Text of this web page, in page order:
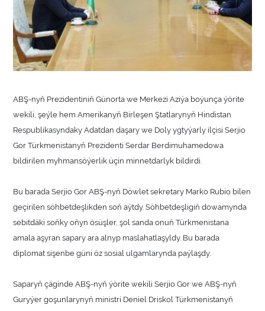
ABŞ-nyň Prezidentiniň Günorta we Merkezi Aziýa boýunça ýörite
wekili, şeýle hem Amerikanyň Birleşen Ştatlarynyň Hindistan
Respublikasyndaky Adatdan daşary we Doly ygtyýarly ilçisi Serjio
Gor Türkmenistanyň Prezidenti Serdar Berdimuhamedowа
bildirilen myhmansöýerlik üçin minnetdarlyk bildirdi.
Bu barada Serjio Gor ABŞ-nyň Döwlet sekretary Marko Rubio bilen
geçirilen söhbetdeşlikden soň aýtdy. Söhbetdeşligiň dowamynda
sebitdäki soňky oňyn ösüşler, şol sanda onuň Türkmenistana
amala aşyran sapary ara alnyp maslahatlaşyldy. Bu barada
diplomat sişenbe güni öz sosial ulgamlarynda paýlaşdy.
Saparyň çäginde ABŞ-nyň ýörite wekili Serjio Gor we ABŞ-nyň
Guryýer goşunlarynyň ministri Deniel Driskol Türkmenistanyň